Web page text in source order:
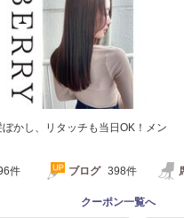
かし、リタッチも当日OK！メン
件 ブログ 398件
クーポン一覧へ